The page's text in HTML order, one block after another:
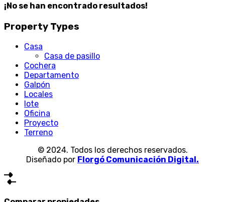
¡No se han encontrado resultados!
Property Types
Casa
Casa de pasillo
Cochera
Departamento
Galpón
Locales
lote
Oficina
Proyecto
Terreno
© 2024. Todos los derechos reservados.
Diseñado por Florgó Comunicación Digital.